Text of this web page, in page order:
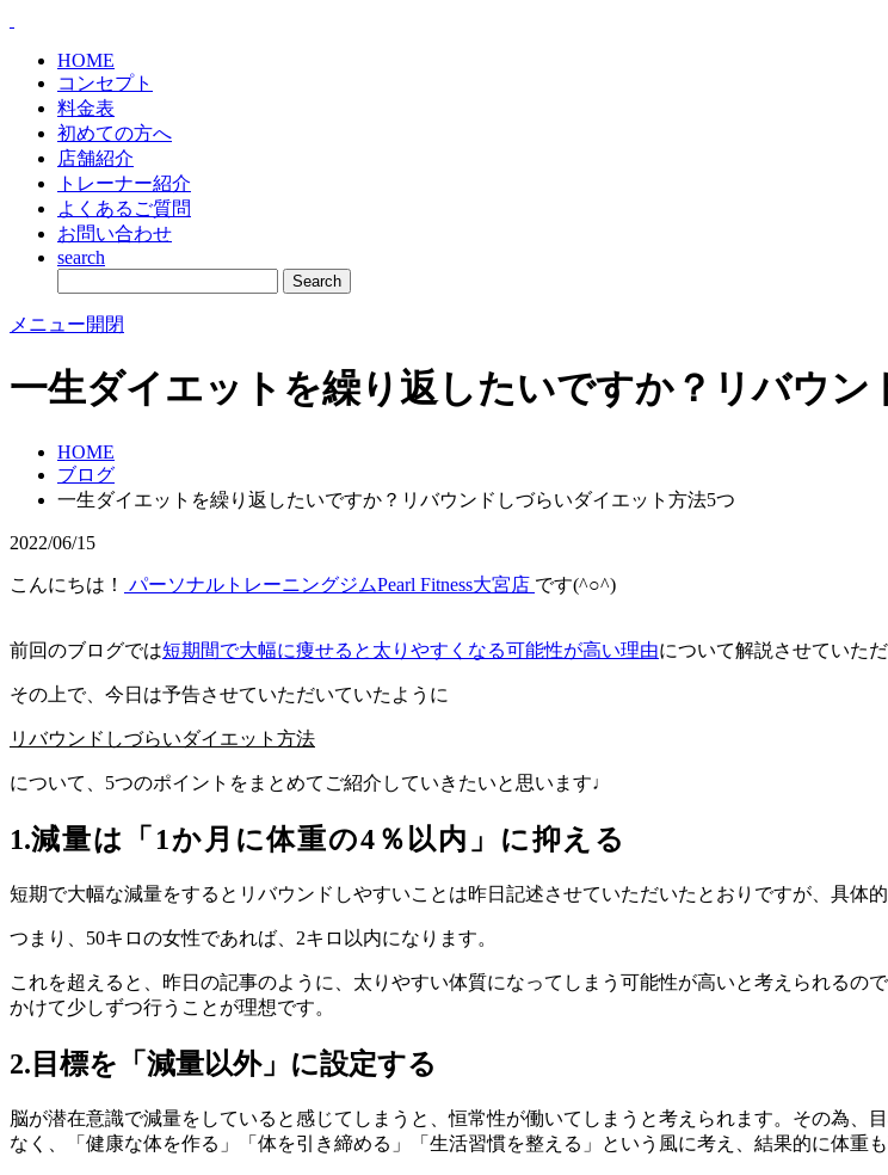
HOME
コンセプト
料金表
初めての方へ
店舗紹介
トレーナー紹介
よくあるご質問
お問い合わせ
search
メニュー開閉
一生ダイエットを繰り返したいですか？リバウ
HOME
ブログ
一生ダイエットを繰り返したいですか？リバウンドしづらいダイエット方法5つ
2022/06/15
こんにちは！ パーソナルトレーニングジムPearl Fitness大宮店 です(^○^)
前回のブログでは短期間で大幅に痩せると太りやすくなる可能性が高い理由について解説させていただ
その上で、今日は予告させていただいていたように
リバウンドしづらいダイエット方法
について、 5つのポイントをまとめてご紹介していきたいと思います♩
1.減量は「 1か月に体重の4 ％以内」に抑える
短期で大幅な減量をするとリバウンドしやすいことは昨日記述させていただいたとおりですが、具体
つまり、 50キロの女性であれば、 2キロ以内になります。
これを超えると、昨日の記事のように、太りやすい体質になってしまう可能性が高いと考えられる
かけて少しずつ行うことが理想です。
2. 目標を「減量以外」に設定する
脳が潜在意識で減量をしていると感じてしまうと、恒常性が働いてしまうと考えられます。その為
なく、「健康な体を作る」「体を引き締める」「生活習慣を整える」という風に考え、結果的に体重